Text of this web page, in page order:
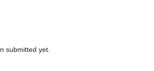
submitted yet.